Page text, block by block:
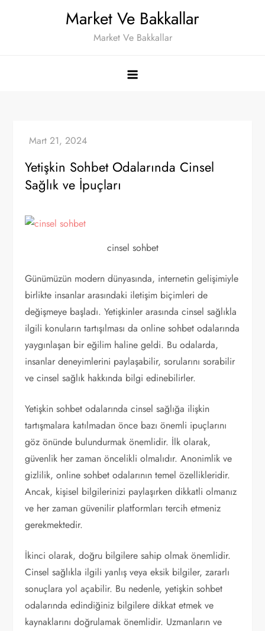
Market Ve Bakkallar
Market Ve Bakkallar
Yetişkin Sohbet Odalarında Cinsel
Sağlık ve İpuçları
cinsel sohbet
Günümüzün modern dünyasında, internetin gelişimiyle
birlikte insanlar arasındaki iletişim biçimleri de
değişmeye başladı. Yetişkinler arasında cinsel sağlıkla
ilgili konuların tartışılması da online sohbet odalarında
yaygınlaşan bir eğilim haline geldi. Bu odalarda,
insanlar deneyimlerini paylaşabilir, sorularını sorabilir
ve cinsel sağlık hakkında bilgi edinebilirler.
Yetişkin sohbet odalarında cinsel sağlığa ilişkin
tartışmalara katılmadan önce bazı önemli ipuçlarını
göz önünde bulundurmak önemlidir. İlk olarak,
güvenlik her zaman öncelikli olmalıdır. Anonimlik ve
gizlilik, online sohbet odalarının temel özellikleridir.
Ancak, kişisel bilgilerinizi paylaşırken dikkatli olmanız
ve her zaman güvenilir platformları tercih etmeniz
gerekmektedir.
İkinci olarak, doğru bilgilere sahip olmak önemlidir.
Cinsel sağlıkla ilgili yanlış veya eksik bilgiler, zararlı
sonuçlara yol açabilir. Bu nedenle, yetişkin sohbet
odalarında edindiğiniz bilgilere dikkat etmek ve
kaynaklarını doğrulamak önemlidir. Uzmanların ve